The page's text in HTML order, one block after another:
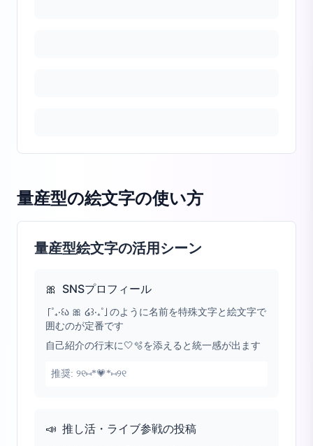
量産型の絵文字の使い方
量産型絵文字の活用シーン
🎀 SNSプロフィール
「˚₊‧꒰ა 🎀 ໒꒱‧₊˚」のように名前を特殊文字と絵文字で
囲むのが定番です
自己紹介の行末に🤍🫧を添えると統一感が出ます
推奨: ୨୧⑅*💗*⑅୨୧
📣 推し活・ライブ参戦の投稿